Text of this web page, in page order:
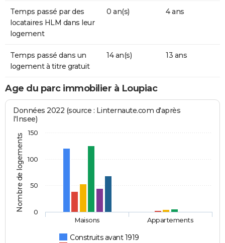
Temps passé par des
locataires HLM dans leur
logement
0 an(s) 4 ans
Temps passé dans un
logement à titre gratuit
14 an(s) 13 ans
Age du parc immobilier à Loupiac
Nombre de logements
Données 2022 (source : Linternaute.com d'après
l'Insee)
Construits avant 1919
Maisons Appartements
0
50
100
150